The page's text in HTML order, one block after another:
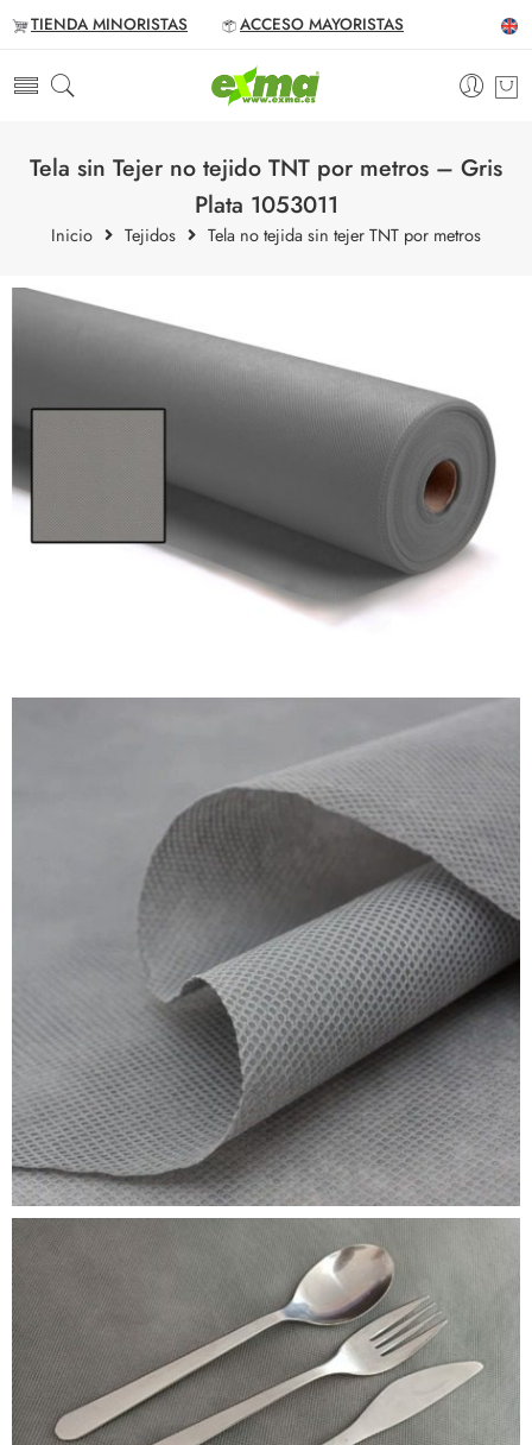
TIENDA MINORISTAS ACCESO MAYORISTAS
Tela sin Tejer no tejido TNT por metros – Gris
Plata 1053011
Inicio Tejidos Tela no tejida sin tejer TNT por metros